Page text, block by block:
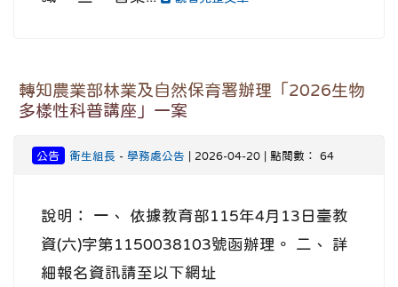
轉知農業部林業及自然保育署辦理「2026生物
多樣性科普講座」一案
公告 衛生組長 - 學務處公告 | 2026-04-20 | 點閱數： 64
說明： 一、 依據教育部115年4月13日臺教
資(六)字第1150038103號函辦理。 二、 詳
細報名資訊請至以下網址